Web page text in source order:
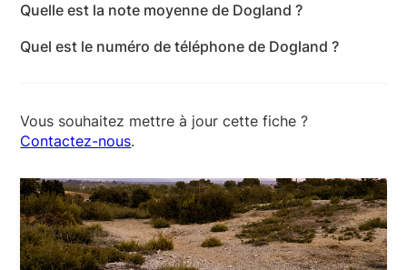
suivants : lundi: 08:00-20:00 - mardi: 08:00-20:00 -
mercredi: 08:00-20:00 - jeudi: 08:00-20:00 -
vendredi: 08:00-20:00 - samedi: 08:00-18:00 -
Quelle est la note moyenne de Dogland ?
4,9 sur 5.
Quel est le numéro de téléphone de Dogland ?
Vous souhaitez mettre à jour cette fiche ?
Contactez-nous.